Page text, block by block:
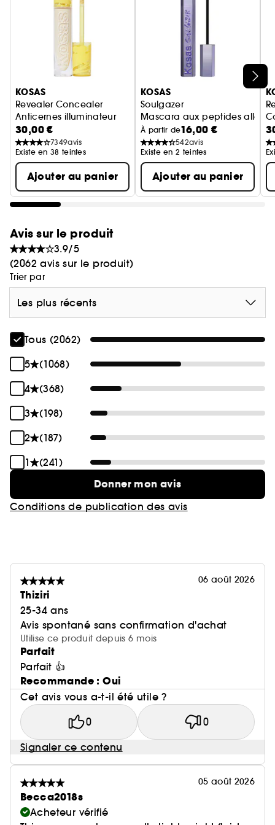
La teinte rose pêche de DreamBeam Original
neutralise la couleur bleu-blanc naturelle de
l'oxyde de zinc.
DreamBeam Sunlitoffre une
teinte douce et dorée pour un éclat ensoleillé.
Ignorer le carrousel produits
KOSAS
Revealer Concealer
Anticernes illuminateur
30,00 €
7349avis
Existe en 38 teintes
Ajouter au panier
KOSAS
Soulgazer
Mascara aux peptides
À partir de16,00 €
542avis
Existe en 2 teintes
Ajouter au panier
Avis sur le produit
3.9/5
(2062 avis sur le produit)
Trier par
Les plus récents
Tous (2062)
5
(1068)
4
(368)
3
(198)
2
(187)
1
(241)
Donner mon avis
Conditions de publication des avis
06 août 2026
Thiziri
25-34 ans
Avis spontané sans confirmation d'achat
Utilise ce produit depuis 6 mois
Parfait
Parfait 👍
Recommande : Oui
Cet avis vous a-t-il été utile ?
0 0
Signaler ce contenu
05 août 2026
Becca2018s
Acheteur vérifié